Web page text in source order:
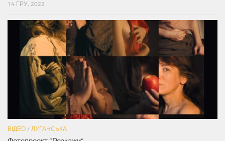
14 ГРУ, 2022
ВІДЕО / ЛУГАНСЬКА